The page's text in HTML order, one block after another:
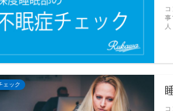
事
ェック